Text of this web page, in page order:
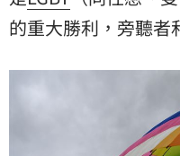
的重大勝利，旁聽者